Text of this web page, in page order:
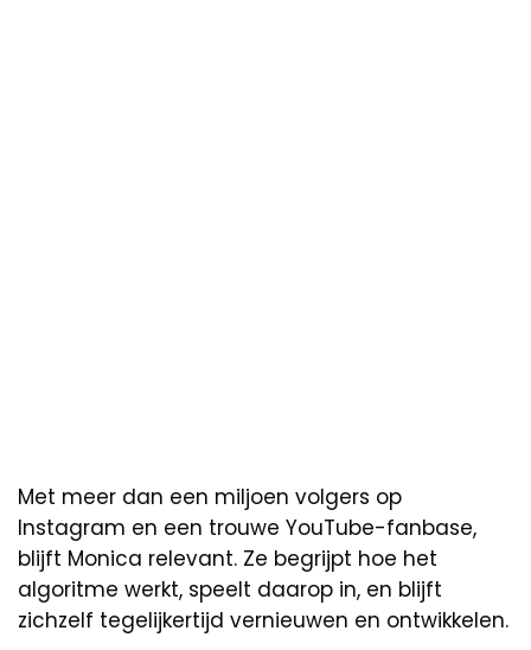
Met meer dan een miljoen volgers op
Instagram en een trouwe YouTube-fanbase,
blijft Monica relevant. Ze begrijpt hoe het
algoritme werkt, speelt daarop in, en blijft
zichzelf tegelijkertijd vernieuwen en ontwikkelen.